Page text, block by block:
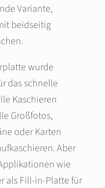
Variante,
beidseitig
wurde
das schnelle
Kaschieren
Großfotos,
oder Karten
Aber
wie
als Fill‑in‑Platte für